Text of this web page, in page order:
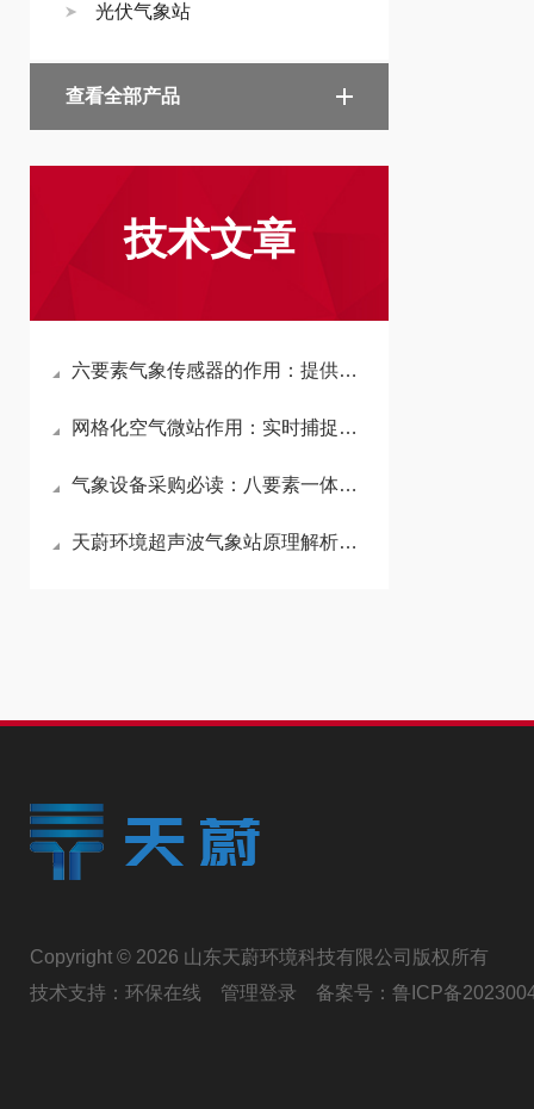
光伏气象站
查看全部产品
技术文章
六要素气象传感器的作用：提供实时、准确的气象数据，辅助气象部门分析天气
网格化空气微站作用：实时捕捉不同区域污染物浓度变化，精准定位污染源分布
气象设备采购必读：八要素一体式气象站为何成为科研、农业等领域的优选方案
天蔚环境超声波气象站原理解析：非接触式超声测风，无机械惯性束缚
Copyright © 2026 山东天蔚环境科技有限公司版权所有
技术支持： 环保在线 管理登录 备案号： 鲁ICP备